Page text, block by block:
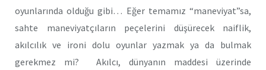
oyunlarında olduğu gibi… Eğer temamız “maneviyat”sa,
sahte maneviyatçıların peçelerini düşürecek naiflik,
akılcılık ve ironi dolu oyunlar yazmak ya da bulmak
gerekmez mi? Akılcı, dünyanın maddesi üzerinde